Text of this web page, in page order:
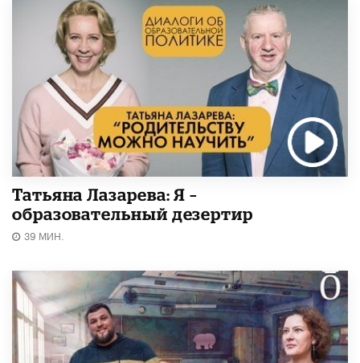
Татьяна Лазарева: Я –
образовательный дезертир
39 МИН.